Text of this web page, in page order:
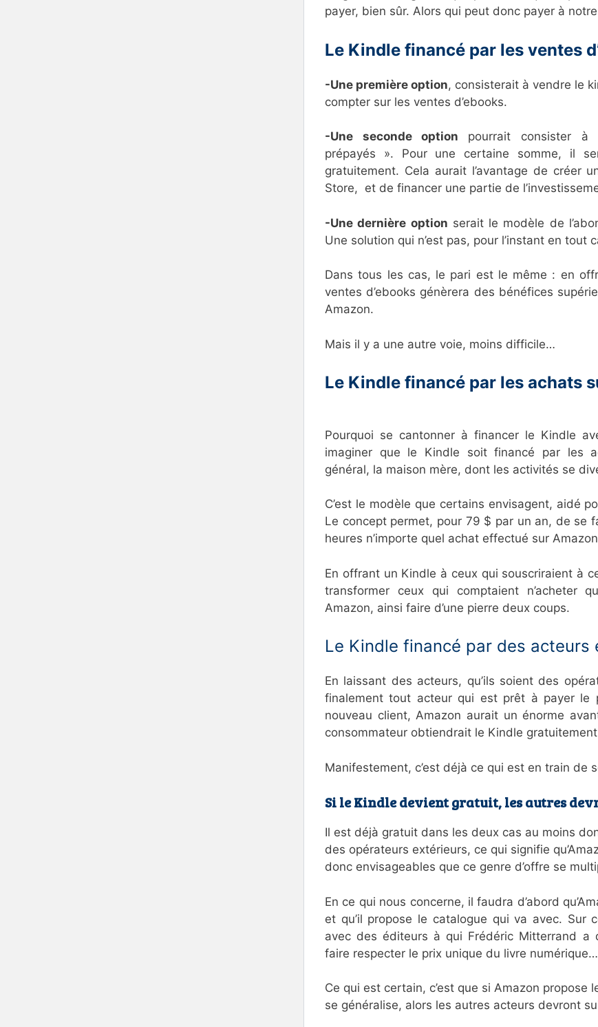
payer, bien sûr. Alors qui peut donc payer à
Le Kindle financé par les ventes
-Une première option, consisterait à vendre le
compter sur les ventes d’ebooks.
-Une seconde option pourrait consister
prépayés ». Pour une certaine somme, il
gratuitement. Cela aurait l’avantage de créer
Store, et de financer une partie de
-Une dernière option serait le modèle de
Une solution qui n’est pas, pour l’instant en tout
Dans tous les cas, le pari est le même : en
ventes d’ebooks génèrera des bénéfices
Amazon.
Mais il y a une autre voie, moins difficile…
Le Kindle financé par les achats
Pourquoi se cantonner à financer le Kindle
imaginer que le Kindle soit financé par les
général, la maison mère, dont les activités se
C’est le modèle que certains envisagent, aidé
Le concept permet, pour 79 $ par un an, de se
heures n’importe quel achat effectué sur
En offrant un Kindle à ceux qui souscriraient à
transformer ceux qui comptaient n’acheter
Amazon, ainsi faire d’une pierre deux coups.
Le Kindle financé par des acteurs
En laissant des acteurs, qu’ils soient des
finalement tout acteur qui est prêt à payer le
nouveau client, Amazon aurait un énorme
consommateur obtiendrait le Kindle
Manifestement, c’est déjà ce qui est en train de
Si le Kindle devient gratuit, les autres
Il est déjà gratuit dans les deux cas au moins
des opérateurs extérieurs, ce qui signifie
donc envisageables que ce genre d’offre se
En ce qui nous concerne, il faudra d’abord
et qu’il propose le catalogue qui va avec. Sur
avec des éditeurs à qui Frédéric Mitterrand
faire respecter le prix unique du livre numérique…
Ce qui est certain, c’est que si Amazon propose
se généralise, alors les autres acteurs devront